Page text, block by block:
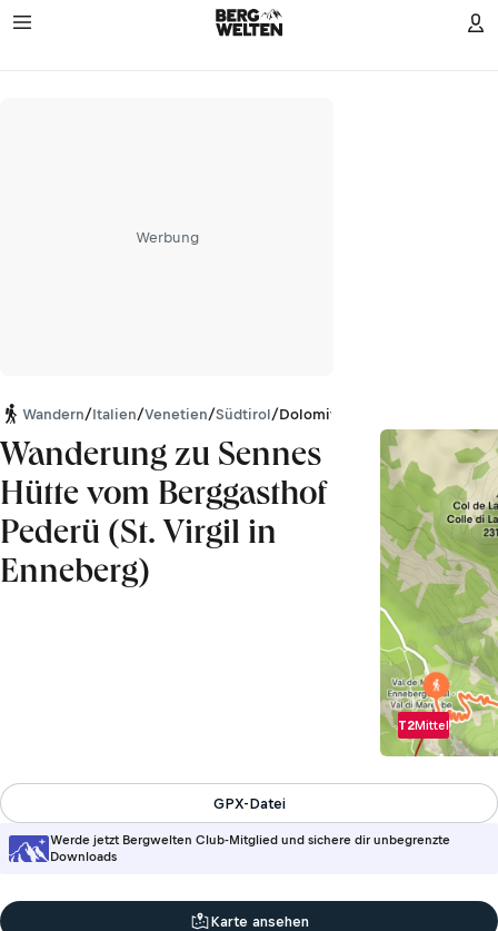
Werbung
Wandern/Italien/Venetien/Südtirol/Dolomiten
Wanderung zu Sennes
Hütte vom Berggasthof
Pederü (St. Virgil in
Enneberg)
T2Mittel
Werde jetzt Bergwelten Club-Mitglied und sichere dir unbegrenzte
Downloads
GPX-Datei
Karte ansehen